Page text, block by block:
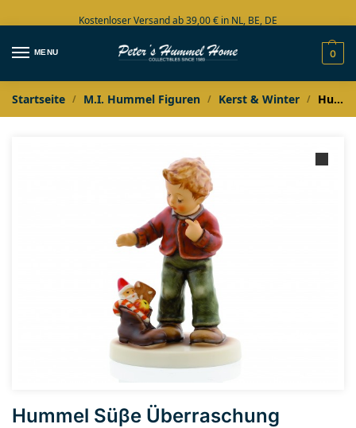
Kostenloser Versand ab 39,00 € in NL, BE, DE
Große Auswahl auf Lager
MENU 0
Startseite / M.I. Hummel Figuren / Kerst & Winter / Hummel Süβe Überraschung
Hummel Süβe Überraschung